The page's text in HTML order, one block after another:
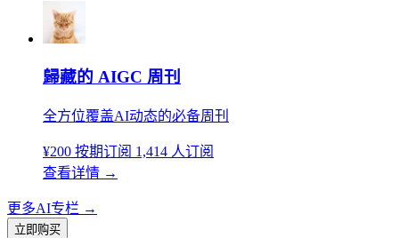
歸藏的 AIGC 周刊
全方位覆盖AI动态的必备周刊
¥200 按期订阅 1,414 人订阅
查看详情 →
更多AI专栏 →
立即购买